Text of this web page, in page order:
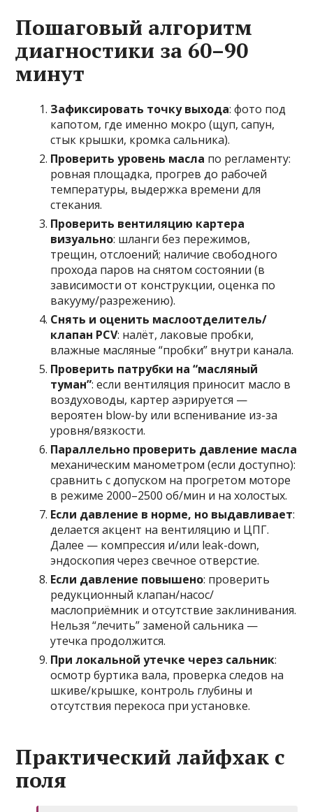
Пошаговый алгоритм
диагностики за 60–90
минут
Зафиксировать точку выхода: фото под
капотом, где именно мокро (щуп, сапун,
стык крышки, кромка сальника).
Проверить уровень масла по регламенту:
ровная площадка, прогрев до рабочей
температуры, выдержка времени для
стекания.
Проверить вентиляцию картера
визуально: шланги без пережимов,
трещин, отслоений; наличие свободного
прохода паров на снятом состоянии (в
зависимости от конструкции, оценка по
вакууму/разрежению).
Снять и оценить маслоотделитель/
клапан PCV: налёт, лаковые пробки,
влажные масляные “пробки” внутри канала.
Проверить патрубки на “масляный
туман”: если вентиляция приносит масло в
воздуховоды, картер аэрируется —
вероятен blow-by или вспенивание из-за
уровня/вязкости.
Параллельно проверить давление масла
механическим манометром (если доступно):
сравнить с допуском на прогретом моторе
в режиме 2000–2500 об/мин и на холостых.
Если давление в норме, но выдавливает:
делается акцент на вентиляцию и ЦПГ.
Далее — компрессия и/или leak-down,
эндоскопия через свечное отверстие.
Если давление повышено: проверить
редукционный клапан/насос/
маслоприёмник и отсутствие заклинивания.
Нельзя “лечить” заменой сальника —
утечка продолжится.
При локальной утечке через сальник:
осмотр буртика вала, проверка следов на
шкиве/крышке, контроль глубины и
отсутствия перекоса при установке.
Практический лайфхак с
поля